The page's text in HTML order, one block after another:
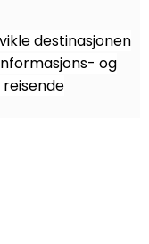
destinasjonen
og